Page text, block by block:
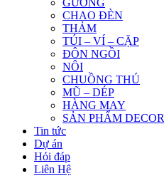
CHAO ĐÈN
THẢM
TÚI – VÍ – CẶP
ĐÔN NGỒI
NÔI
CHUỒNG THÚ
MŨ – DÉP
HÀNG MAY
SẢN PHẨM DECOR
Tin tức
Dự án
Hỏi đáp
Liên Hệ